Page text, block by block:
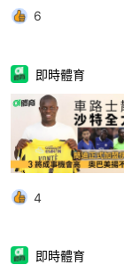
6
即時體育
4
即時體育